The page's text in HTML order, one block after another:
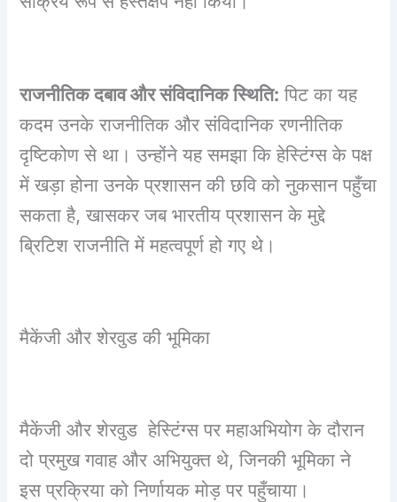
राजनीतिक दबाव और संविदानिक स्थिति: पिट का यह
कदम उनके राजनीतिक और संविदानिक रणनीतिक
दृष्टिकोण से था। उन्होंने यह समझा कि हेस्टिंग्स के पक्ष
में खड़ा होना उनके प्रशासन की छवि को नुकसान पहुँचा
सकता है, खासकर जब भारतीय प्रशासन के मुद्दे
ब्रिटिश राजनीति में महत्वपूर्ण हो गए थे।
मैकेंजी और शेरवुड की भूमिका
मैकेंजी और शेरवुड हेस्टिंग्स पर महाअभियोग के दौरान
दो प्रमुख गवाह और अभियुक्त थे, जिनकी भूमिका ने
इस प्रक्रिया को निर्णायक मोड़ पर पहुँचाया।